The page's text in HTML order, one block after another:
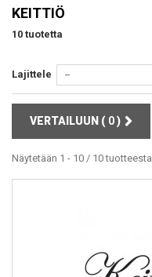
KEITTIÖ
10 tuotetta
Lajittele --
VERTAILUUN ( 0)
Näytetään 1 - 10 / 10 tuotteesta